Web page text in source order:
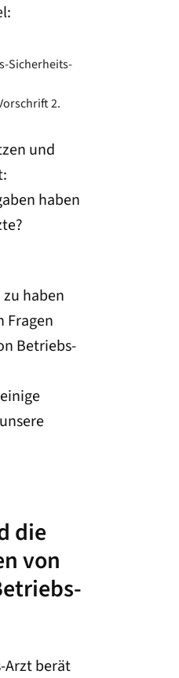
Sicherheits-
2.
und
haben
haben
Fragen
Betriebs-
die
von
Arzt berät